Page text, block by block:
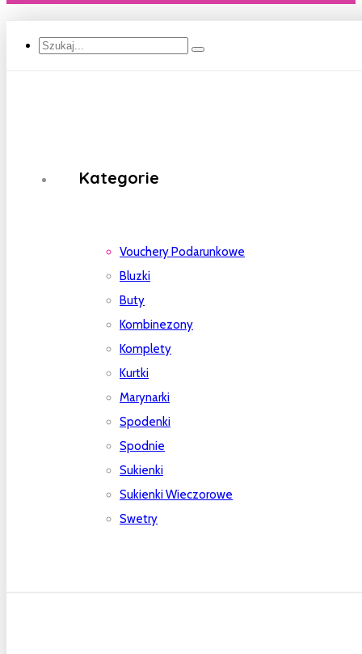
Szukaj...
Kategorie
Vouchery Podarunkowe
Bluzki
Buty
Kombinezony
Komplety
Kurtki
Marynarki
Spodenki
Spodnie
Sukienki
Sukienki Wieczorowe
Swetry